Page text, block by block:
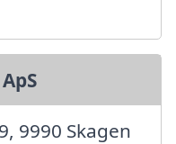
9990 Skagen